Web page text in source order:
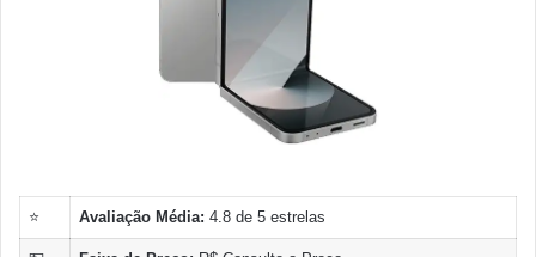
⭐ Avaliação Média: 4.8 de 5 estrelas